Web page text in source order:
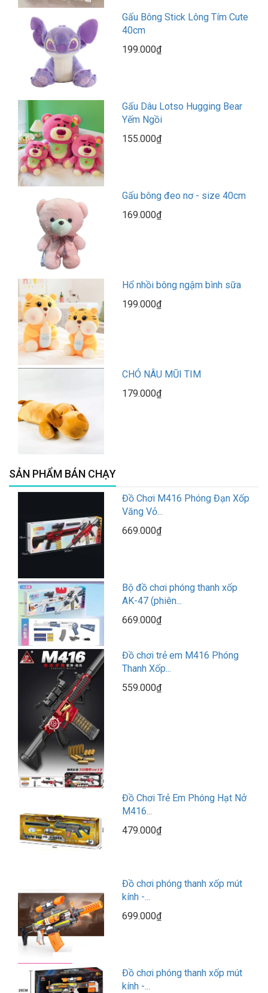
Gấu Bông Stick Lông Tím Cute
40cm
199.000₫
Gấu Dâu Lotso Hugging Bear
Yếm Ngồi
155.000₫
Gấu bông đeo nơ - size 40cm
169.000₫
Hổ nhồi bông ngậm bình sữa
199.000₫
CHÓ NÂU MŨI TIM
179.000₫
SẢN PHẨM BÁN CHẠY
Đồ Chơi M416 Phóng Đạn Xốp
Văng Vỏ...
669.000₫
Bộ đồ chơi phóng thanh xốp
AK-47 (phiên...
669.000₫
Đồ chơi trẻ em M416 Phóng
Thanh Xốp...
559.000₫
Đồ Chơi Trẻ Em Phóng Hạt Nở
M416...
479.000₫
Đồ chơi phóng thanh xốp mút
kính -...
699.000₫
Đồ chơi phóng thanh xốp mút
kính -...